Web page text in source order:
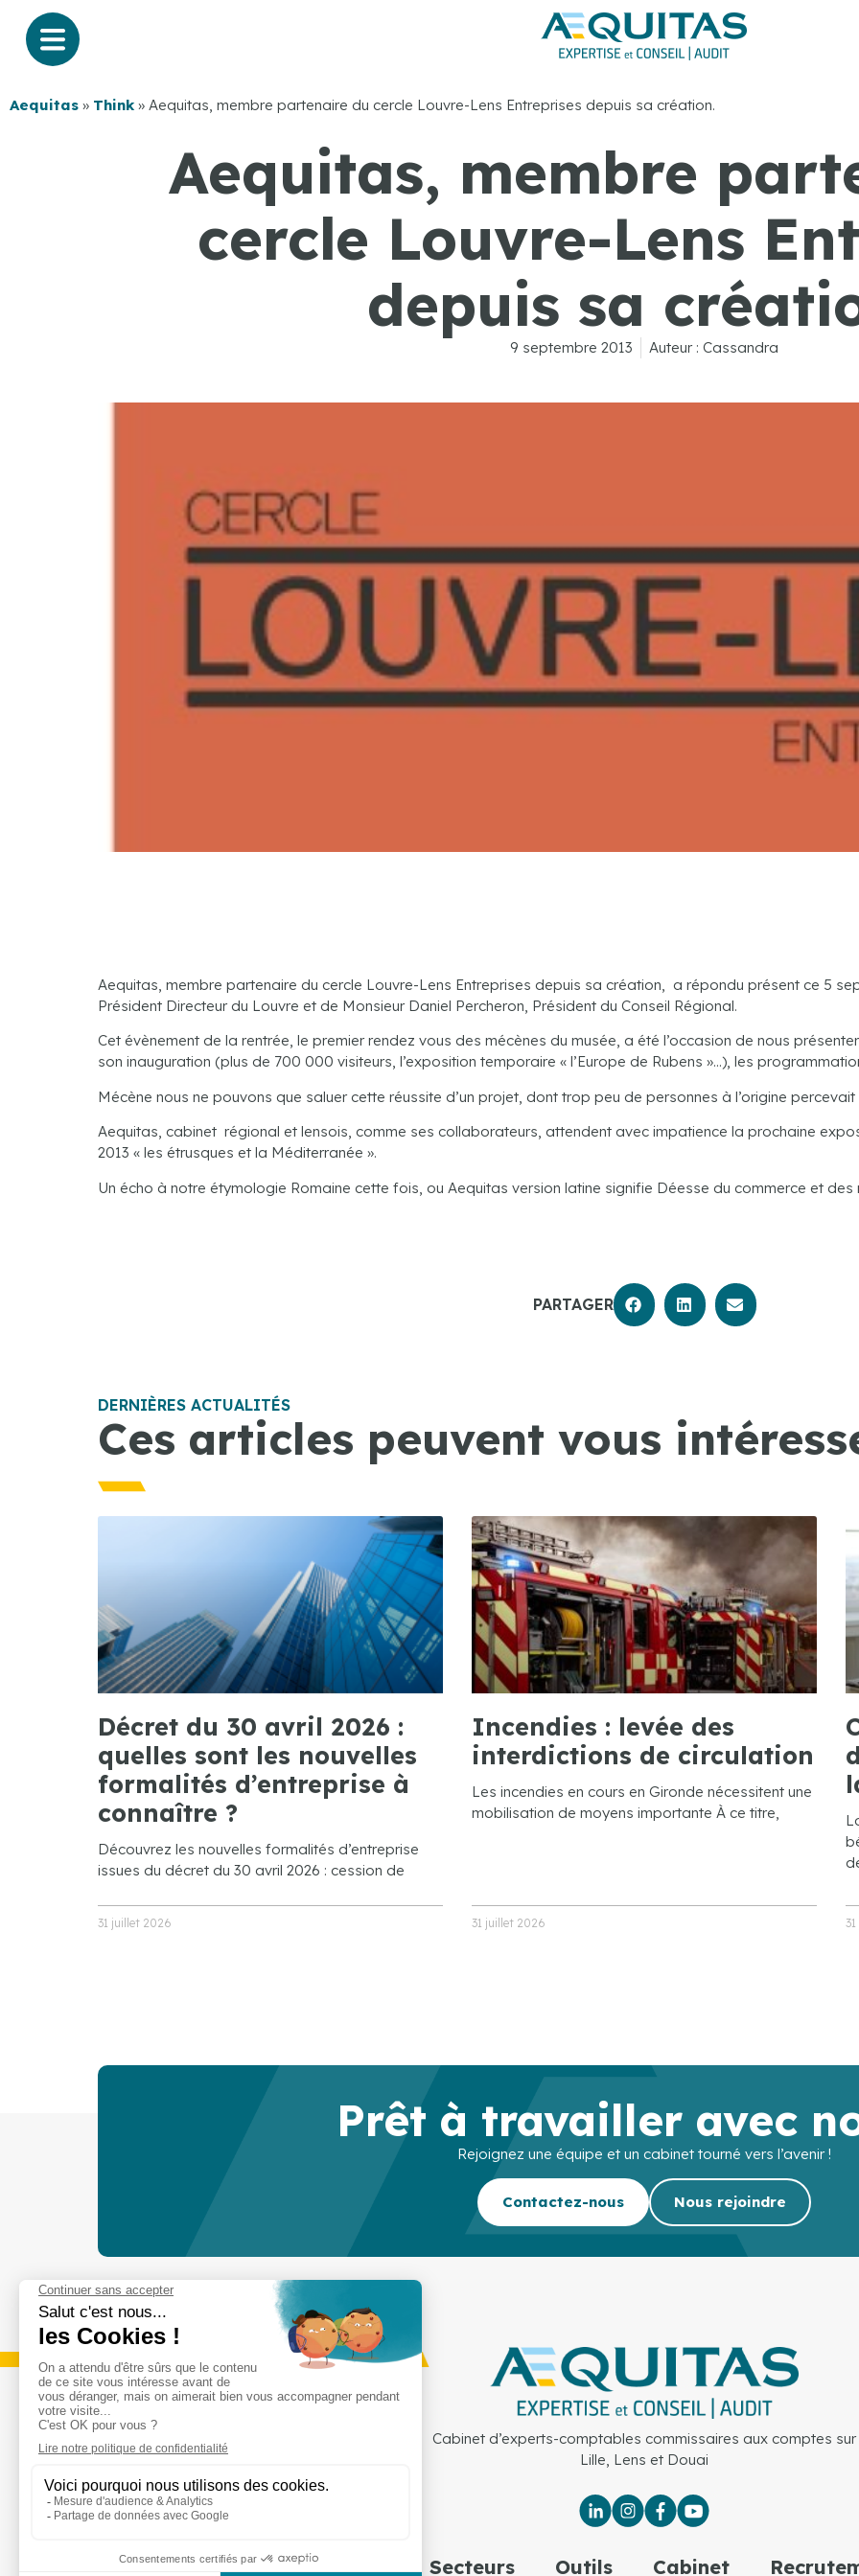
Aequitas » Think » Aequitas, membre partenaire du cercle Louvre-Lens Entreprises depuis sa création.
Aequitas, membre
cercle Louvre-Lens
depuis sa
9 septembre 2013 Auteur : Cassandra
Aequitas, membre partenaire du cercle Louvre-Lens Entreprises depuis sa création, a répondu présent ce 5
Président Directeur du Louvre et de Monsieur Daniel Percheron, Président du Conseil Régional.
Cet évènement de la rentrée, le premier rendez vous des mécènes du musée, a été l’occasion de nous
son inauguration (plus de 700 000 visiteurs, l’exposition temporaire « l’Europe de Rubens »…), les
Mécène nous ne pouvons que saluer cette réussite d’un projet, dont trop peu de personnes à l’origine percevait
Aequitas, cabinet régional et lensois, comme ses collaborateurs, attendent avec impatience la prochaine
2013 « les étrusques et la Méditerranée ».
Un écho à notre étymologie Romaine cette fois, ou Aequitas version latine signifie Déesse du commerce et
PARTAGER
DERNIÈRES ACTUALITÉS
Ces articles peuvent vous
Décret du 30 avril 2026 :
quelles sont les nouvelles
formalités d’entreprise à
connaître ?
Découvrez les nouvelles formalités d’entreprise
issues du décret du 30 avril 2026 : cession de
31 juillet 2026
Incendies : levée des
interdictions de circulation
Les incendies en cours en Gironde nécessitent une
mobilisation de moyens importante À ce titre,
31 juillet 2026
Prêt à travailler avec
Rejoignez une équipe et un cabinet tourné vers l’avenir !
Contactez-nous Nous rejoindre
Cabinet d’experts-comptables commissaires aux comptes sur
Lille, Lens et Douai
Services Secteurs Outils Cabinet